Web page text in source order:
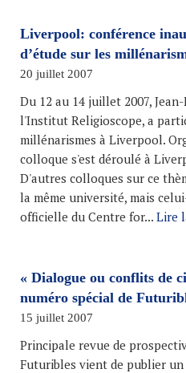
Liverpool: conférence
d’étude sur les
20 juillet 2007
Du 12 au 14 juillet 2007,
l'Institut Religioscope, a
millénarismes à Liverpool.
colloque s'est déroulé à
D'autres colloques sur ce
la même université, mais
officielle du Centre for... Lire
« Dialogue ou conflits de
numéro spécial de
15 juillet 2007
Principale revue de
Futuribles vient de publier